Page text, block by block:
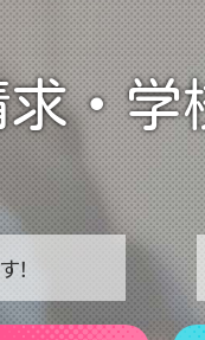
・学
！